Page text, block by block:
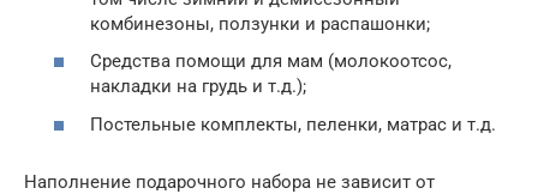
комбинезоны, ползунки и распашонки;
Средства помощи для мам (молокоотсос,
накладки на грудь и т.д.);
Постельные комплекты, пеленки, матрас и т.д.
Наполнение подарочного набора не зависит от